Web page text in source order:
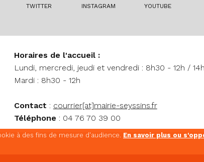
à des fins de mesure d'audience. En savoir plus ou
TWITTER INSTAGRAM YOUTUBE
Horaires de l'accueil :
Lundi, mercredi, jeudi et vendredi : 8h30 - 12h /
Mardi : 8h30 - 12h
Contact : courrier[at]mairie-seyssins.fr
Téléphone : 04 76 70 39 00